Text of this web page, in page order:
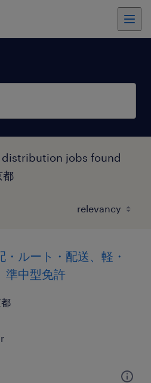
jobs found
都
ルート・配送、軽・
準中型免許